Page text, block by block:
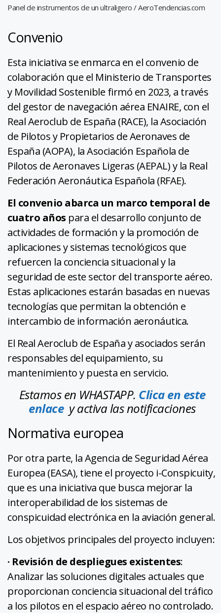
Panel de instrumentos de un ultraligero / AeroTendencias.com
Convenio
Esta iniciativa se enmarca en el convenio de
colaboración que el Ministerio de Transportes
y Movilidad Sostenible firmó en 2023, a través
del gestor de navegación aérea ENAIRE, con el
Real Aeroclub de España (RACE), la Asociación
de Pilotos y Propietarios de Aeronaves de
España (AOPA), la Asociación Española de
Pilotos de Aeronaves Ligeras (AEPAL) y la Real
Federación Aeronáutica Española (RFAE).
El convenio abarca un marco temporal de
cuatro años para el desarrollo conjunto de
actividades de formación y la promoción de
aplicaciones y sistemas tecnológicos que
refuercen la conciencia situacional y la
seguridad de este sector del transporte aéreo.
Estas aplicaciones estarán basadas en nuevas
tecnologías que permitan la obtención e
intercambio de información aeronáutica.
El Real Aeroclub de España y asociados serán
responsables del equipamiento, su
mantenimiento y puesta en servicio.
Estamos en WHASTAPP. Clica en este
enlacey activa las notificaciones
Normativa europea
Por otra parte, la Agencia de Seguridad Aérea
Europea (EASA), tiene el proyecto i-Conspicuity,
que es una iniciativa que busca mejorar la
interoperabilidad de los sistemas de
conspicuidad electrónica en la aviación general.
Los objetivos principales del proyecto incluyen:
· Revisión de despliegues existentes:
Analizar las soluciones digitales actuales que
proporcionan conciencia situacional del tráfico
a los pilotos en el espacio aéreo no controlado.